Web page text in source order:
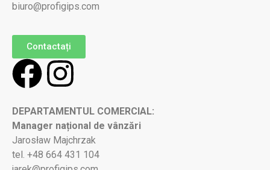
biuro@profigips.com
Contactați
DEPARTAMENTUL COMERCIAL:
Manager național de vânzări
Jarosław Majchrzak
tel. +48 664 431 104